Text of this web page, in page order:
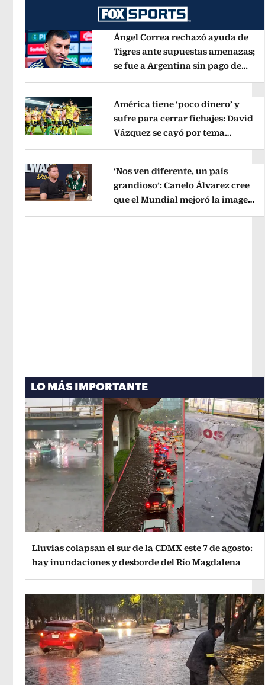
Ángel Correa rechazó ayuda de
Tigres ante supuestas amenazas;
se fue a Argentina sin pago de
América tiene ‘poco dinero’ y
sufre para cerrar fichajes: David
Vázquez se cayó por tema
‘Nos ven diferente, un país
grandioso’: Canelo Álvarez cree
que el Mundial mejoró la imagen
LO MÁS IMPORTANTE
Lluvias colapsan el sur de la CDMX este 7 de agosto:
hay inundaciones y desborde del Río Magdalena